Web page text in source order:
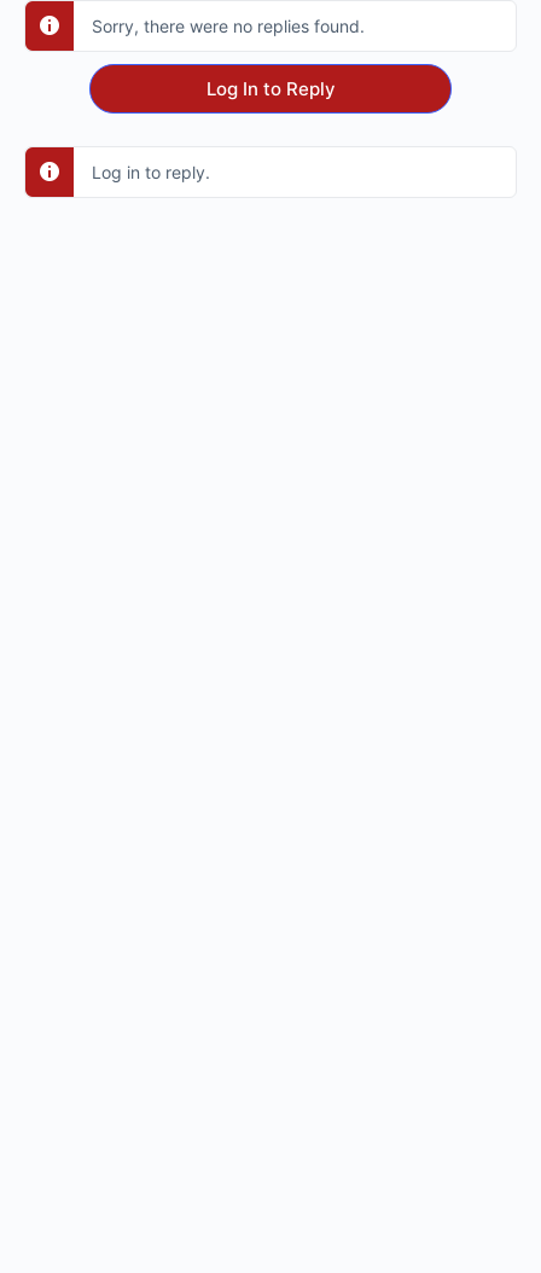
Sorry, there were no replies found.
Log In to Reply
Log in to reply.